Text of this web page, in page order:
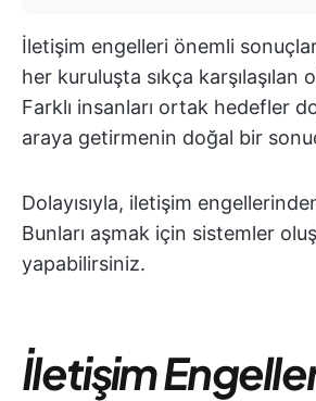
İletişim engelleri önemli
her kuruluşta sıkça karşılaşılan
Farklı insanları ortak hedefler
araya getirmenin doğal bir
Dolayısıyla, iletişim
Bunları aşmak için sistemler
yapabilirsiniz.
İletişim